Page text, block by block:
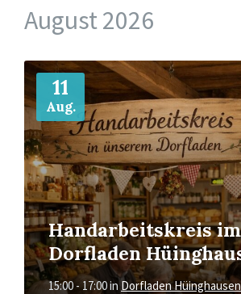
August 2026
11
Aug.
Handarbeitskreis im
Dorfladen
15:00 - 17:00in Dorfladen Hüinghausen
Mehr